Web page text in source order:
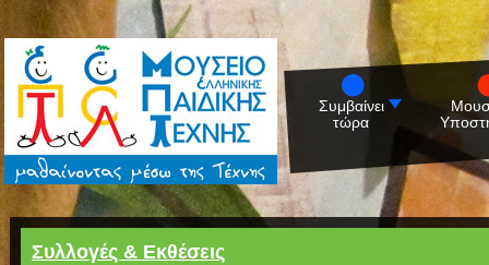
Συμβαίνει
τώρα
Συλλογές & Εκθέσεις